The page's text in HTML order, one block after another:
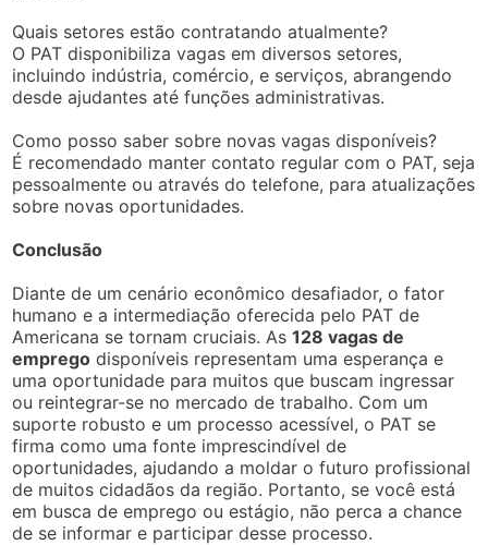
Quais setores estão contratando atualmente?
O PAT disponibiliza vagas em diversos setores,
incluindo indústria, comércio, e serviços, abrangendo
desde ajudantes até funções administrativas.
Como posso saber sobre novas vagas disponíveis?
É recomendado manter contato regular com o PAT, seja
pessoalmente ou através do telefone, para atualizações
sobre novas oportunidades.
Conclusão
Diante de um cenário econômico desafiador, o fator
humano e a intermediação oferecida pelo PAT de
Americana se tornam cruciais. As128 vagas de
emprego disponíveis representam uma esperança e
uma oportunidade para muitos que buscam ingressar
ou reintegrar-se no mercado de trabalho. Com um
suporte robusto e um processo acessível, o PAT se
firma como uma fonte imprescindível de
oportunidades, ajudando a moldar o futuro profissional
de muitos cidadãos da região. Portanto, se você está
em busca de emprego ou estágio, não perca a chance
de se informar e participar desse processo.